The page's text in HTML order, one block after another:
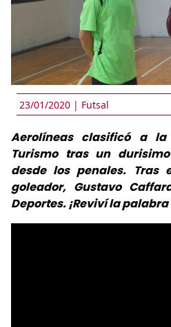
23/01/2020 | Futsal
Aerolíneas clasificó a
Turismo tras un
desde los penales.
goleador, Gustavo
Deportes. ¡Reviví la